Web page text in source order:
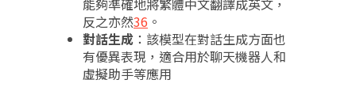
能夠準確地將繁體中文翻譯成英文，
反之亦然36 。
對話生成 ：該模型在對話生成方面也
有優異表現，適合用於聊天機器人和
虛擬助手等應用